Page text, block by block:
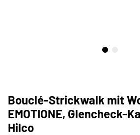
Bouclé-Strickwalk mit
EMOTIONE, Glencheck-
Hilco